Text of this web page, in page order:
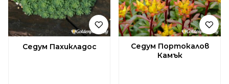
Седум Пахикладос
Седум Портокалов
Камък